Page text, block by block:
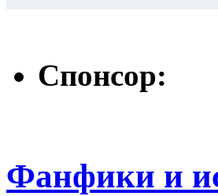
Спонсор:
Фанфики и